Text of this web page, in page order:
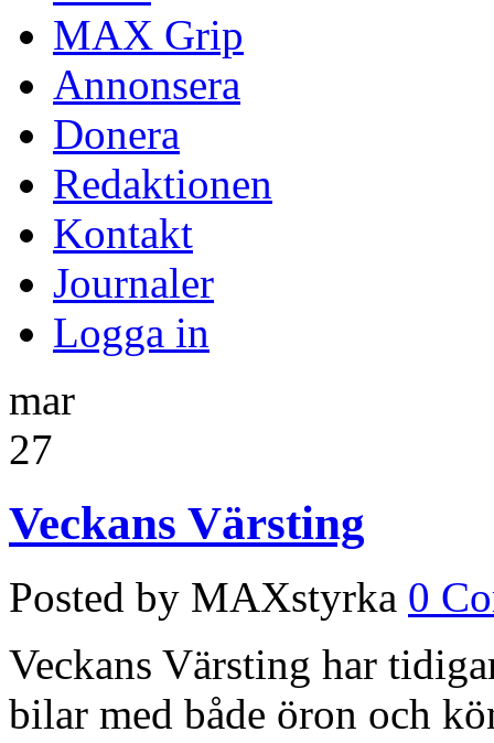
MAX Grip
Annonsera
Donera
Redaktionen
Kontakt
Journaler
Logga in
mar
27
Veckans Värsting
Posted by MAXstyrka 0
Veckans Värsting har
bilar med både öron och